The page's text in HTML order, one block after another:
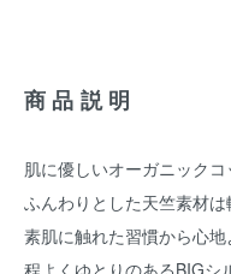
商品説明
肌に優しいオーガニックコ
ふんわりとした天竺素材は
素肌に触れた習慣から心
程よくゆとりのあるBIGシ